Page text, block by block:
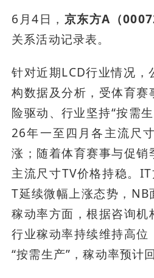
6月4日， 京东方A（
关系活动记录表。
针对近期LCD行业情况，
构数据及分析，受体育赛
险驱动、行业坚持“按需
26年一至四月各主流尺
涨；随着体育赛事与促销
主流尺寸TV价格持稳。
T延续微幅上涨态势，NB
稼动率方面，根据咨询机
行业稼动率持续维持高位
“按需生产”，稼动率预计